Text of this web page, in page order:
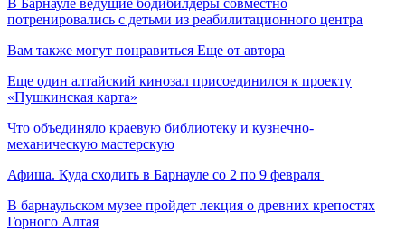
потренировались с детьми из реабилитационного центра
Вам также могут понравиться Еще от автора
Еще один алтайский кинозал присоединился к проекту
«Пушкинская карта»
Что объединяло краевую библиотеку и кузнечно-
механическую мастерскую
Афиша. Куда сходить в Барнауле со 2 по 9 февраля
В барнаульском музее пройдет лекция о древних крепостях
Горного Алтая